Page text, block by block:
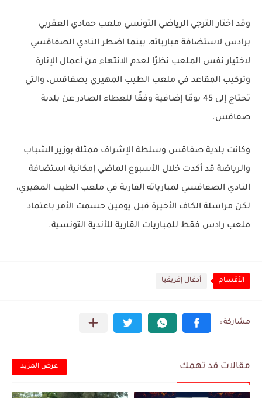
وقد اختار الترجي الرياضي التونسي ملعب حمادي العقربي
برادس لاستضافة مبارياته، بينما اضطر النادي الصفاقسي
لاختيار نفس الملعب نظرًا لعدم الانتهاء من أعمال الإنارة
وتركيب المقاعد في ملعب الطيب المهيري بصفاقس، والتي
تحتاج إلى 45 يومًا إضافية وفقًا للعطاء الصادر عن بلدية
صفاقس.
وكانت بلدية صفاقس وسلطة الإشراف ممثلة بوزير الشباب
والرياضة قد أكدت خلال الأسبوع الماضي إمكانية استضافة
النادي الصفاقسي لمبارياته القارية في ملعب الطيب المهيري،
لكن مراسلة الكاف الأخيرة قبل يومين حسمت الأمر باعتماد
ملعب رادس فقط للمباريات القارية للأندية التونسية.
الأقسام أدغال إفريقيا
مقالات قد تهمك عرض المزيد